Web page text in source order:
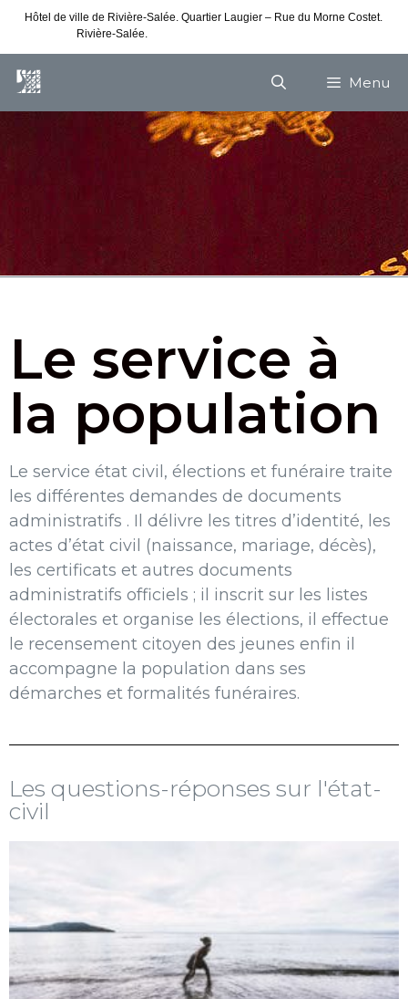
Hôtel de ville de Rivière-Salée. Quartier Laugier – Rue du Morne Costet.
Rivière-Salée.
Menu
Le service à
la population
Le service état civil, élections et funéraire traite
les différentes demandes de documents
administratifs . Il délivre les titres d’identité, les
actes d’état civil (naissance, mariage, décès),
les certificats et autres documents
administratifs officiels ; il inscrit sur les listes
électorales et organise les élections, il effectue
le recensement citoyen des jeunes enfin il
accompagne la population dans ses
démarches et formalités funéraires.
Les questions-réponses sur l'état-
civil